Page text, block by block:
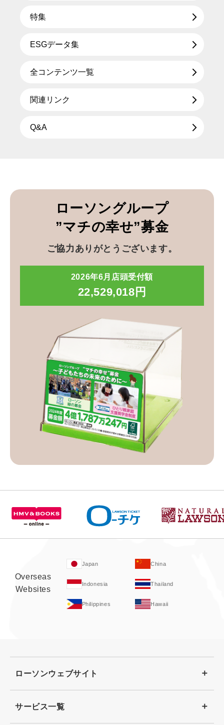
特集
ESGデータ集
全コンテンツ一覧
関連リンク
Q&A
ローソングループ
”マチの幸せ”募金
ご協力ありがとうございます。
2026年6月店頭受付額
22,529,018円
Overseas
Websites
Japan China
Indonesia Thailand
Philippines Hawaii
ローソンウェブサイト
サービス一覧